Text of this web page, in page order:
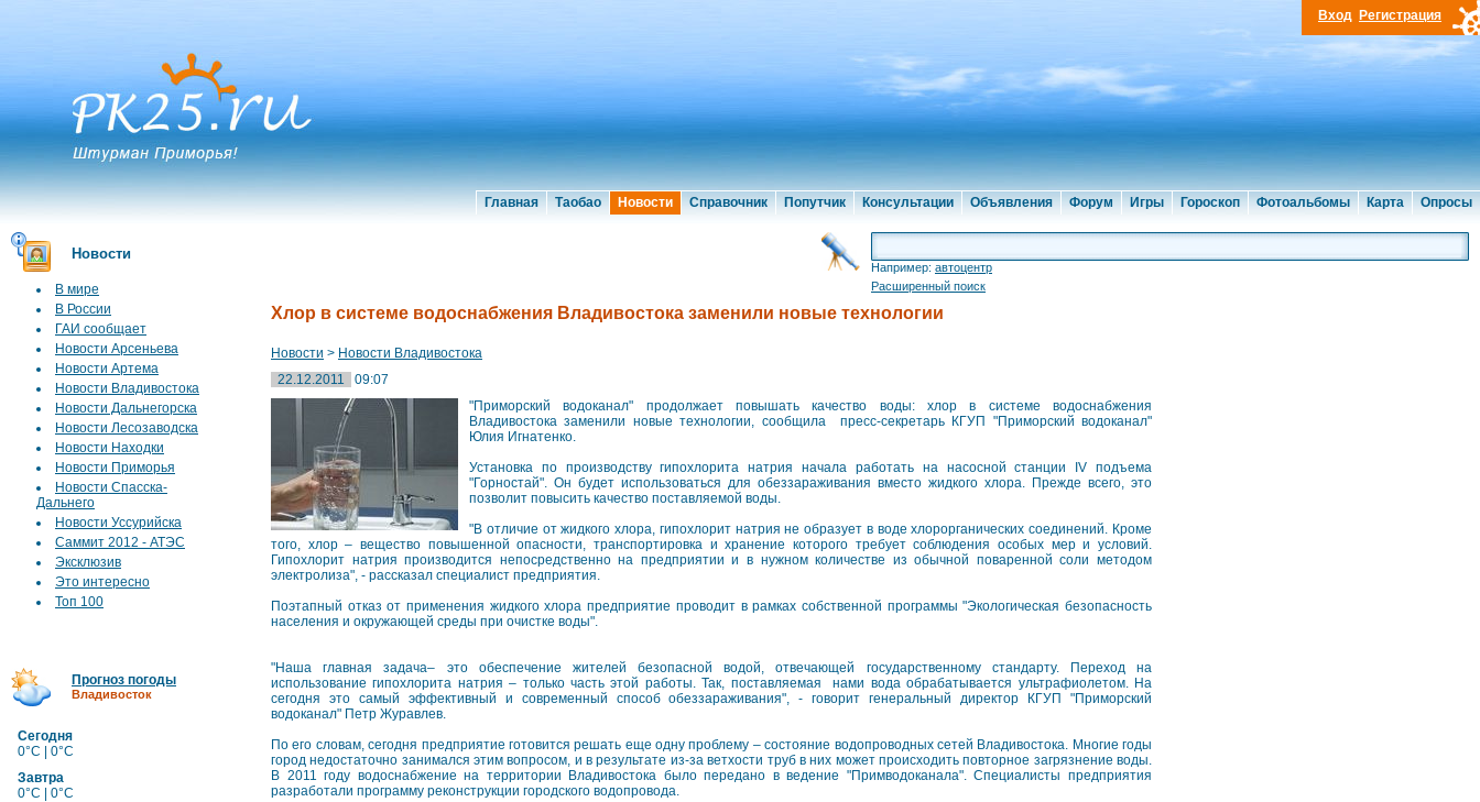
Главная Таобао Новости Справочник Попутчик Консультации Объявления Форум Игры Гороскоп Фотоальбомы Карта Опросы
Вход Регистрация
Новости
В мире
В России
ГАИ сообщает
Новости Арсеньева
Новости Артема
Новости Владивостока
Новости Дальнегорска
Новости Лесозаводска
Новости Находки
Новости Приморья
Новости Спасска-
Дальнего
Новости Уссурийска
Саммит 2012 - АТЭС
Эксклюзив
Это интересно
Топ 100
Прогноз погоды
Владивосток
Сегодня
0°C | 0°C
Завтра
0°C | 0°C
Например: автоцентр
Расширенный поиск
Хлор в системе водоснабжения Владивостока заменили новые технологии
Новости > Новости Владивостока
22.12.2011
09:07
"Приморский водоканал" продолжает повышать качество воды: хлор в системе водоснабжения
Владивостока заменили новые технологии, сообщила пресс-секретарь КГУП "Приморский водоканал"
Юлия Игнатенко.
Установка по производству гипохлорита натрия начала работать на насосной станции IV подъема
"Горностай". Он будет использоваться для обеззараживания вместо жидкого хлора. Прежде всего, это
позволит повысить качество поставляемой воды.
"В отличие от жидкого хлора, гипохлорит натрия не образует в воде хлорорганических соединений. Кроме
того, хлор – вещество повышенной опасности, транспортировка и хранение которого требует соблюдения особых мер и условий.
Гипохлорит натрия производится непосредственно на предприятии и в нужном количестве из обычной поваренной соли методом
электролиза", - рассказал специалист предприятия.
Поэтапный отказ от применения жидкого хлора предприятие проводит в рамках собственной программы "Экологическая безопасность
населения и окружающей среды при очистке воды".
"Наша главная задача– это обеспечение жителей безопасной водой, отвечающей государственному стандарту. Переход на
использование гипохлорита натрия – только часть этой работы. Так, поставляемая нами вода обрабатывается ультрафиолетом. На
сегодня это самый эффективный и современный способ обеззараживания", - говорит генеральный директор КГУП "Приморский
водоканал" Петр Журавлев.
По его словам, сегодня предприятие готовится решать еще одну проблему – состояние водопроводных сетей Владивостока. Многие годы
город недостаточно занимался этим вопросом, и в результате из-за ветхости труб в них может происходить повторное загрязнение воды.
В 2011 году водоснабжение на территории Владивостока было передано в ведение "Примводоканала". Специалисты предприятия
разработали программу реконструкции городского водопровода.